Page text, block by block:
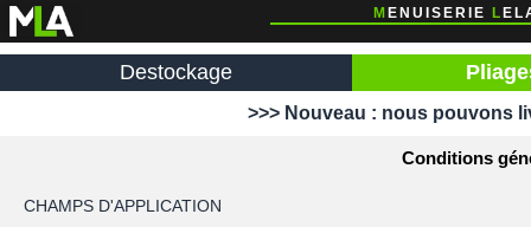
M ENUISERIE L
Destockage
>>> Nouveau : nous pouvons
Conditions
CHAMPS D'APPLICATION